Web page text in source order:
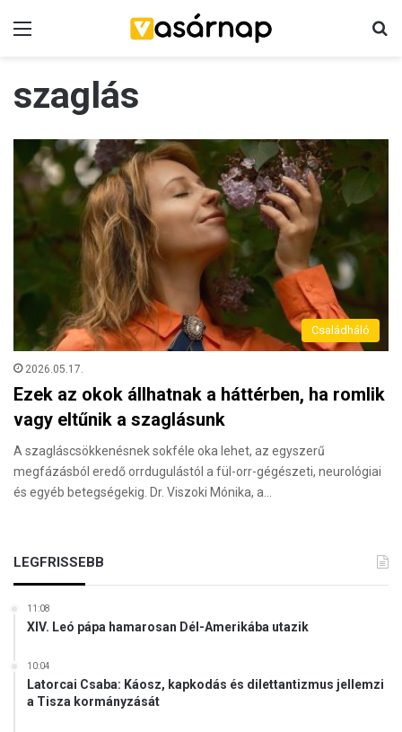
szaglás
Családháló
2026.05.17.
Ezek az okok állhatnak a háttérben, ha romlik
vagy eltűnik a szaglásunk
A szagláscsökkenésnek sokféle oka lehet, az egyszerű
megfázásból eredő orrdugulástól a fül-orr-gégészeti, neurológiai
és egyéb betegségekig. Dr. Viszoki Mónika, a…
LEGFRISSEBB
11:08
XIV. Leó pápa hamarosan Dél-Amerikába utazik
10:04
Latorcai Csaba: Káosz, kapkodás és dilettantizmus jellemzi
a Tisza kormányzását